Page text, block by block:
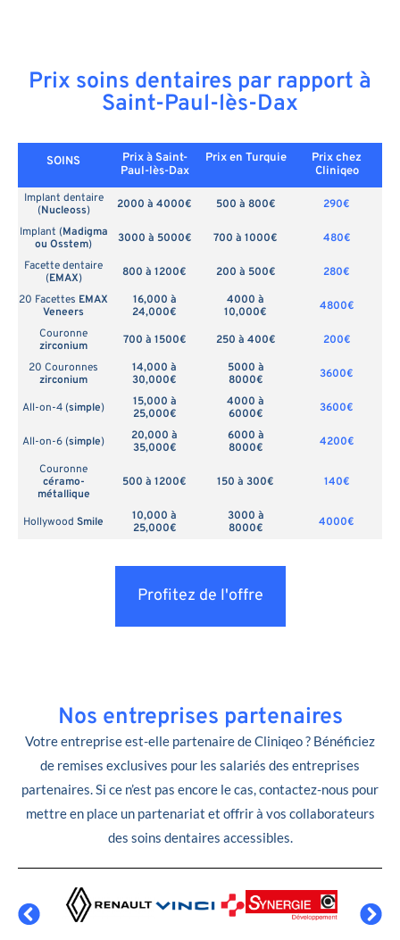
Prix soins dentaires par rapport à
Saint-Paul-lès-Dax
SOINS
Prix à Saint-
Paul-lès-Dax
Prix en Turquie
Prix chez
Cliniqeo
Implant dentaire
(Nucleoss) 2000 à 4000€ 500 à 800€
290€
Implant (Madigma
ou Osstem) 3000 à 5000€ 700 à 1000€
480€
Facette dentaire
(EMAX) 800 à 1200€ 200 à 500€
280€
20 Facettes EMAX
Veneers
16,000 à
24,000€
4000 à
10,000€
4800€
Couronne
zirconium
700 à 1500€ 250 à 400€
200€
20 Couronnes
zirconium
14,000 à
30,000€
5000 à
8000€
3600€
All-on-4 (simple)
15,000 à
25,000€
4000 à
6000€
3600€
All-on-6 (simple)
20,000 à
35,000€
6000 à
8000€
4200€
Couronne
céramo-
métallique
500 à 1200€ 150 à 300€ 140€
Hollywood Smile
10,000 à
25,000€
3000 à
8000€
4000€
Profitez de l'offre
Nos entreprises partenaires
Votre entreprise est-elle partenaire de Cliniqeo ? Bénéficiez
de remises exclusives pour les salariés des entreprises
partenaires. Si ce n’est pas encore le cas, contactez-nous pour
mettre en place un partenariat et offrir à vos collaborateurs
des soins dentaires accessibles.